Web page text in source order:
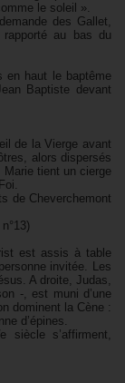
le soleil ».
des Gallet,
au bas du
en haut le baptême
Baptiste devant
de la Vierge avant
alors dispersés
Marie tient un cierge
de Cheverchemont
est assis à table
invitée. Les
A droite, Judas,
-, est muni d’une
dominent la Cène :
d’épines.
siècle s’affirment,